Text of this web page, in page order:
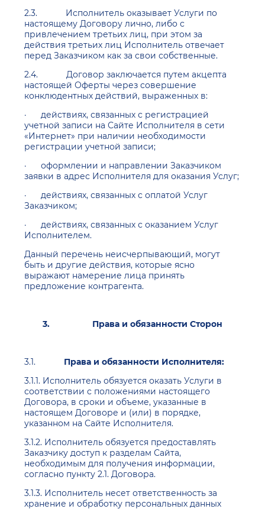
2.3. Исполнитель оказывает Услуги по
настоящему Договору лично, либо с
привлечением третьих лиц, при этом за
действия третьих лиц Исполнитель отвечает
перед Заказчиком как за свои собственные.
2.4. Договор заключается путем акцепта
настоящей Оферты через совершение
конклюдентных действий, выраженных в:
· действиях, связанных с регистрацией
учетной записи на Сайте Исполнителя в сети
«Интернет» при наличии необходимости
регистрации учетной записи;
· оформлении и направлении Заказчиком
заявки в адрес Исполнителя для оказания Услуг;
· действиях, связанных с оплатой Услуг
Заказчиком;
· действиях, связанных с оказанием Услуг
Исполнителем.
Данный перечень неисчерпывающий, могут
быть и другие действия, которые ясно
выражают намерение лица принять
предложение контрагента.
3. Права и обязанности Сторон
3.1. Права и обязанности Исполнителя:
3.1.1. Исполнитель обязуется оказать Услуги в
соответствии с положениями настоящего
Договора, в сроки и объеме, указанные в
настоящем Договоре и (или) в порядке,
указанном на Сайте Исполнителя.
3.1.2. Исполнитель обязуется предоставлять
Заказчику доступ к разделам Сайта,
необходимым для получения информации,
согласно пункту 2.1. Договора.
3.1.3. Исполнитель несет ответственность за
хранение и обработку персональных данных